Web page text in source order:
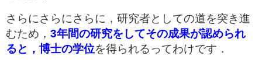
さらにさらにさらに，研究者としての道を突き進
むため， 3年間の研究をしてその成果が認められ
ると，博士の学位を得られるってわけです．